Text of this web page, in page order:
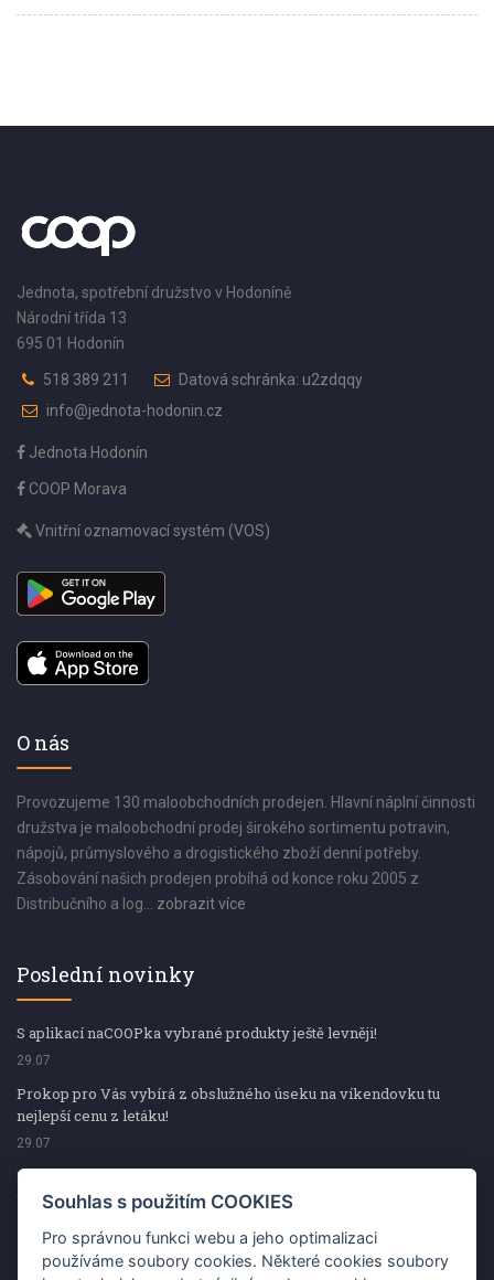
Jednota, spotřební družstvo v Hodoníně
Národní třída 13
695 01 Hodonín
518 389 211
Datová schránka: u2zdqqy
info@jednota-hodonin.cz
Jednota Hodonín
COOP Morava
Vnitřní oznamovací systém (VOS)
O nás
Provozujeme 130 maloobchodních prodejen. Hlavní náplní činnosti
družstva je maloobchodní prodej širokého sortimentu potravin,
nápojů, průmyslového a drogistického zboží denní potřeby.
Zásobování našich prodejen probíhá od konce roku 2005 z
Distribučního a log... zobrazit více
Poslední novinky
S aplikací naCOOPka vybrané produkty ještě levněji!
29.07
Prokop pro Vás vybírá z obslužného úseku na víkendovku tu
nejlepší cenu z letáku!
29.07
Prokop pro Vás vybírá z obslužného úseku na víkendovku tu
nejlepší cenu z letáku!
Kup špekáčky od Váhaly a vyhraj s naCOOPkou sekerku Fiskars
Souhlas s použitím COOKIES
Pro správnou funkci webu a jeho optimalizaci
používáme soubory cookies. Některé cookies soubory